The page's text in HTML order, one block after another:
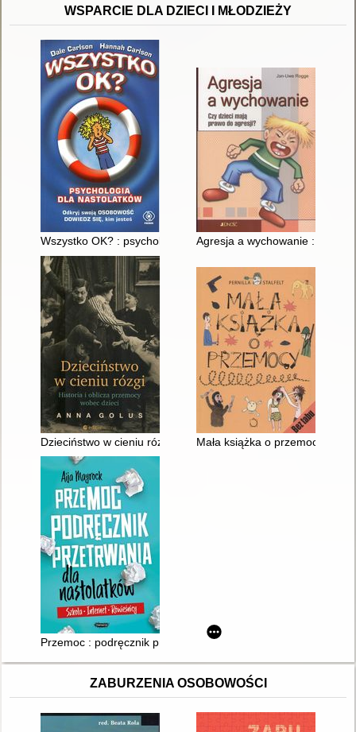
WSPARCIE DLA DZIECI I MŁODZIEŻY
Wszystko OK? : psychologia dla nastolatkówAgresja a wychowanie : czy
Dzieciństwo w cieniu rózgi : historia i oblicza przemocy wobec
Mała książka o przemocy
Przemoc : podręcznik przetrwania dla nastolatków : szkoła,
ZABURZENIA OSOBOWOŚCI